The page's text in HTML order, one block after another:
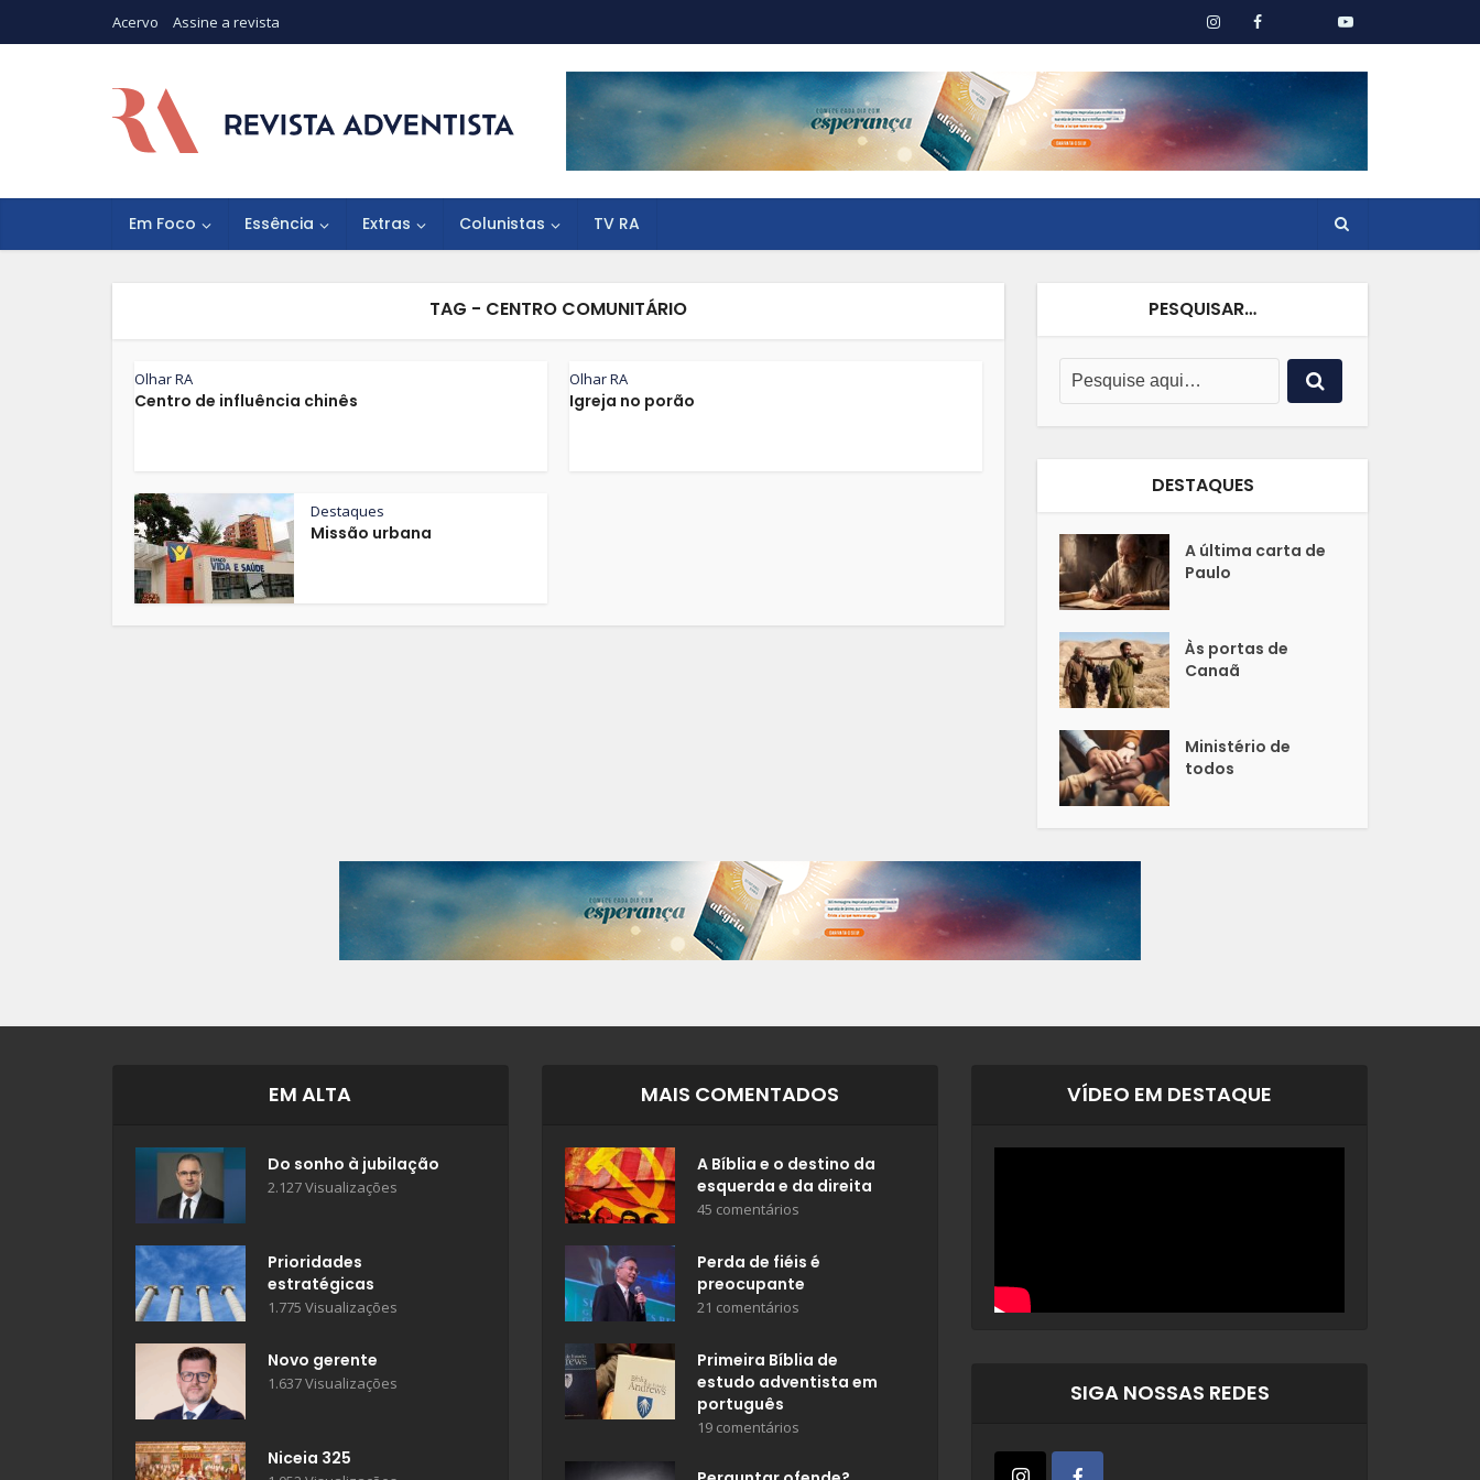
Acervo Assine a revista
Em Foco Essência Extras Colunistas TV RA
TAG - CENTRO COMUNITÁRIO
Olhar RA
Centro de influência chinês
Olhar RA
Igreja no porão
Destaques
Missão urbana
PESQUISAR…
DESTAQUES
A última carta de
Paulo
Às portas de
Canaã
Ministério de
todos
EM ALTA
Do sonho à jubilação
2.127 Visualizações
Prioridades
estratégicas
1.775 Visualizações
Novo gerente
1.637 Visualizações
Niceia 325
MAIS COMENTADOS
A Bíblia e o destino da
esquerda e da direita
45 comentários
Perda de fiéis é
preocupante
21 comentários
Primeira Bíblia de
estudo adventista em
português
19 comentários
VÍDEO EM DESTAQUE
SIGA NOSSAS REDES